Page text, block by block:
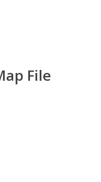
File